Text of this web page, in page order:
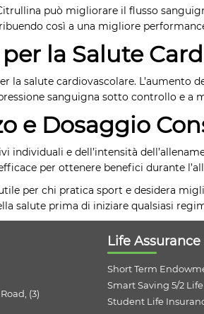
può migliorare il flusso
così a una migliore
la Salute
salute cardiovascolare. L’aumento
sanguigna sotto controllo e a
e Dosaggio
individuali e dell’intensità
per ottenere benefici durante
per chi pratica sport e desidera
salute prima di iniziare qualsiasi
(3)
Life Assurance
Short Term
Smart Saving 5/2
Student Life